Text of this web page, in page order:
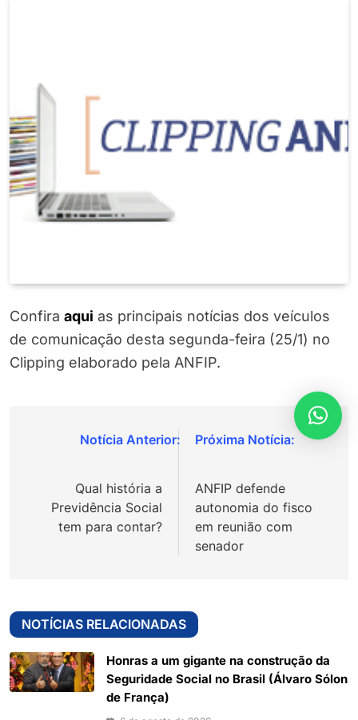
Confira aqui as principais notícias dos veículos
de comunicação desta segunda-feira (25/1) no
Clipping elaborado pela ANFIP.
Navegação
Post
Qual história a
Previdência Social
tem para contar?
ANFIP defende
autonomia do fisco
em reunião com
senador
NOTÍCIAS RELACIONADAS
Honras a um gigante na construção da
Seguridade Social no Brasil (Álvaro Sólon
de França)